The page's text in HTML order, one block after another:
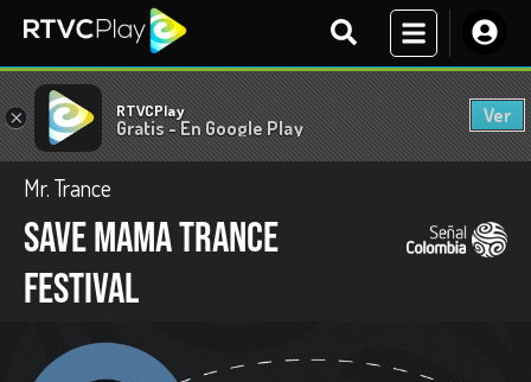
× RTVCPlay
Gratis - En Google Play
Ver
Mr. Trance
Save Mama Trance
festival